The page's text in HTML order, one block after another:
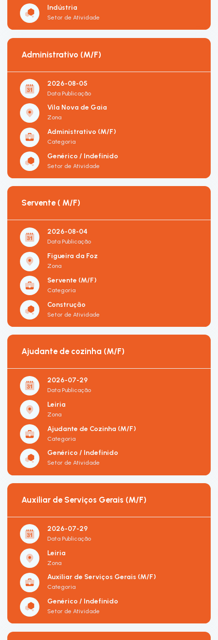
Indústria
Setor de Atividade
Administrativo (M/F)
2026-08-05
Data Publicação
Vila Nova de Gaia
Zona
Administrativo (M/F)
Categoria
Genérico / Indefinido
Setor de Atividade
Servente ( M/F)
2026-08-04
Data Publicação
Figueira da Foz
Zona
Servente (M/F)
Categoria
Construção
Setor de Atividade
Ajudante de cozinha (M/F)
2026-07-29
Data Publicação
Leiria
Zona
Ajudante de Cozinha (M/F)
Categoria
Genérico / Indefinido
Setor de Atividade
Auxiliar de Serviços Gerais (M/F)
2026-07-29
Data Publicação
Leiria
Zona
Auxiliar de Serviços Gerais (M/F)
Categoria
Genérico / Indefinido
Setor de Atividade